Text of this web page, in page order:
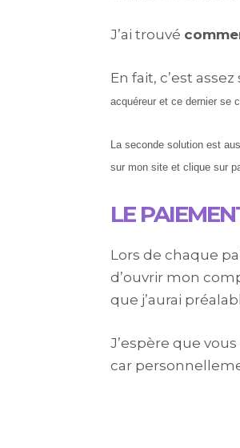
J’ai trouvé
En fait, c’est
acquéreur et ce dernier se
La seconde solution est
sur mon site et clique sur
LE
Lors de chaque
d’ouvrir mon
que j’aurai
J’espère que
car